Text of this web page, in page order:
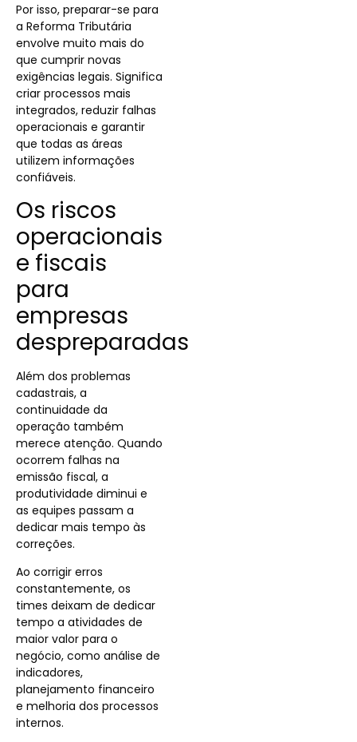
Por isso, preparar-se para
a Reforma Tributária
envolve muito mais do
que cumprir novas
exigências legais. Significa
criar processos mais
integrados, reduzir falhas
operacionais e garantir
que todas as áreas
utilizem informações
confiáveis.
Os riscos
operacionais
e fiscais
para
empresas
despreparadas
Além dos problemas
cadastrais, a
continuidade da
operação também
merece atenção. Quando
ocorrem falhas na
emissão fiscal, a
produtividade diminui e
as equipes passam a
dedicar mais tempo às
correções.
Ao corrigir erros
constantemente, os
times deixam de dedicar
tempo a atividades de
maior valor para o
negócio, como análise de
indicadores,
planejamento financeiro
e melhoria dos processos
internos.